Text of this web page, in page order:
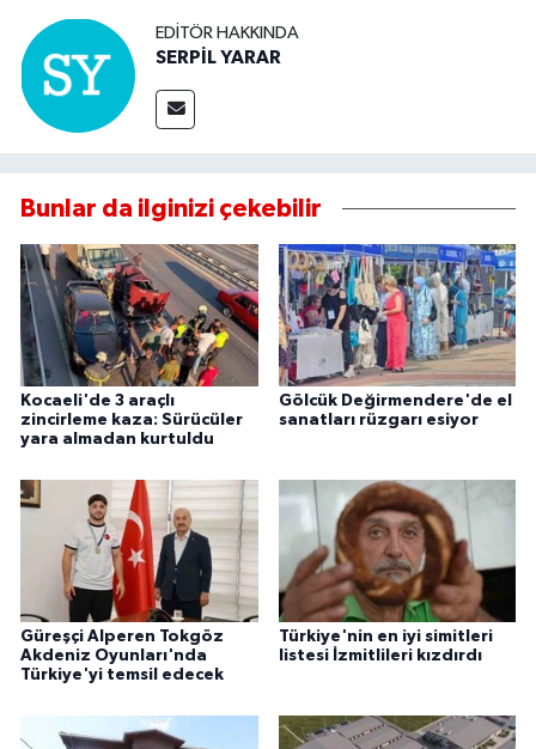
EDITÖR HAKKINDA
SERPİL YARAR
Bunlar da ilginizi çekebilir
Kocaeli'de 3 araçlı
zincirleme kaza: Sürücüler
yara almadan kurtuldu
Gölcük Değirmendere'de el
sanatları rüzgarı esiyor
Güreşçi Alperen Tokgöz
Akdeniz Oyunları'nda
Türkiye'yi temsil edecek
Türkiye'nin en iyi simitleri
listesi İzmitlileri kızdırdı